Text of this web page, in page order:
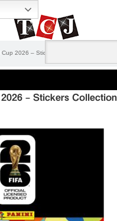
Cup 2026 – Stickers Collection – B_page-
– Stickers